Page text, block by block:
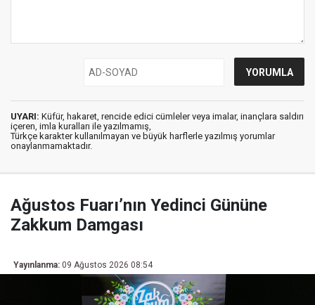
UYARI: Küfür, hakaret, rencide edici cümleler veya imalar, inançlara saldırı
içeren, imla kuralları ile yazılmamış,
Türkçe karakter kullanılmayan ve büyük harflerle yazılmış yorumlar
onaylanmamaktadır.
Ağustos Fuarı’nın Yedinci Gününe
Zakkum Damgası
Yayınlanma: 09 Ağustos 2026 08:54